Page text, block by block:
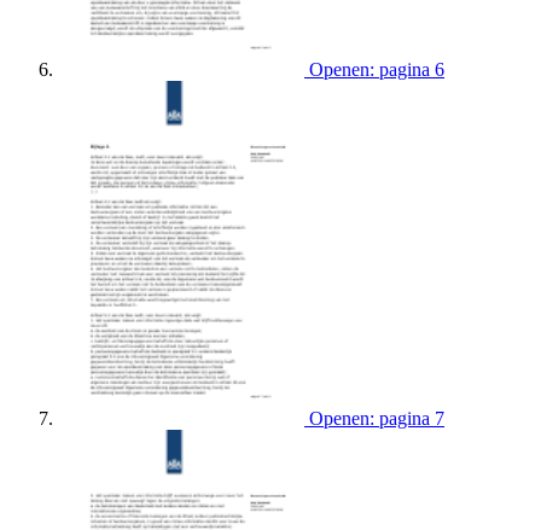
Openen: pagina 6
Openen: pagina 7